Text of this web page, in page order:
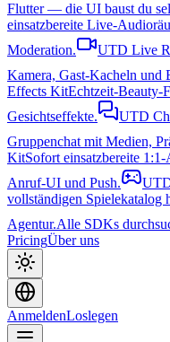
Flutter — die UI baust du
einsatzbereite Live-
Moderation.
UTD Live
Kamera, Gast-Kacheln und
Effects KitEchtzeit-Beauty-
Gesichtseffekte.
UTD
Gruppenchat mit Medien,
KitSofort einsatzbereite
Anruf-UI und Push.
vollständigen
Agentur.Alle SDKs
PricingÜber uns
AnmeldenLoslegen